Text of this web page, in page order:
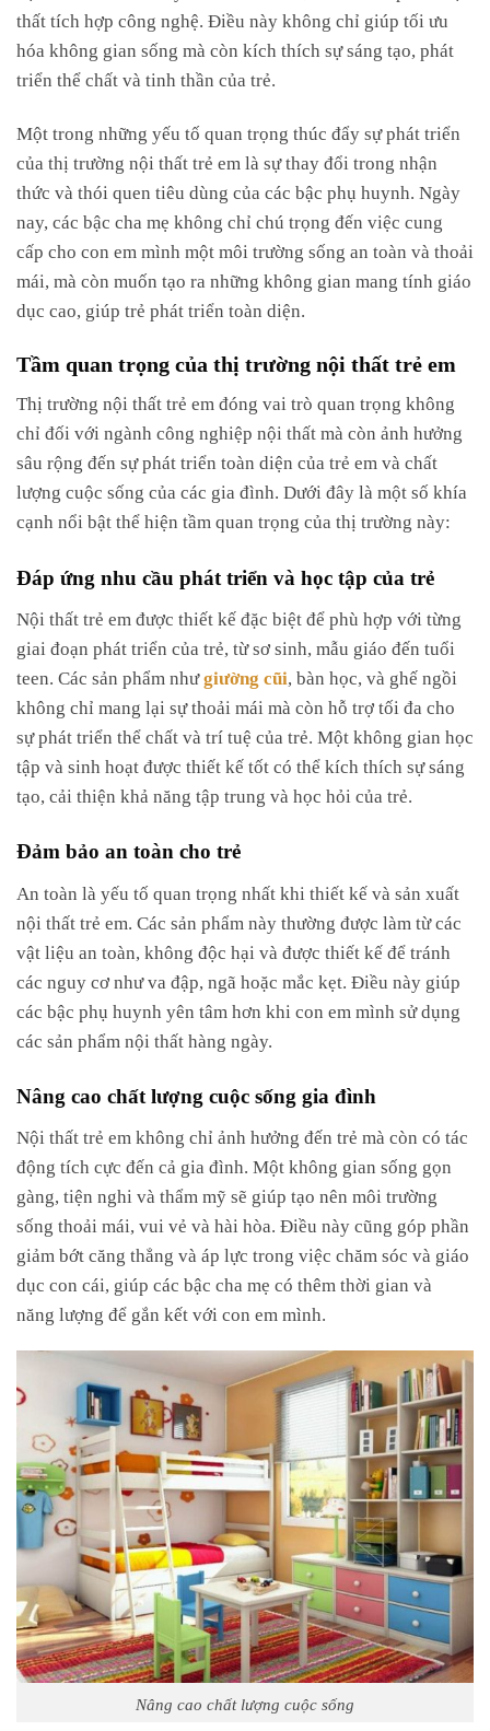
thất tích hợp công nghệ. Điều này không chỉ giúp tối ưu
hóa không gian sống mà còn kích thích sự sáng tạo, phát
triển thể chất và tinh thần của trẻ.
Một trong những yếu tố quan trọng thúc đẩy sự phát triển
của thị trường nội thất trẻ em là sự thay đổi trong nhận
thức và thói quen tiêu dùng của các bậc phụ huynh. Ngày
nay, các bậc cha mẹ không chỉ chú trọng đến việc cung
cấp cho con em mình một môi trường sống an toàn và thoải
mái, mà còn muốn tạo ra những không gian mang tính giáo
dục cao, giúp trẻ phát triển toàn diện.
Tầm quan trọng của thị trường nội thất trẻ em
Thị trường nội thất trẻ em đóng vai trò quan trọng không
chỉ đối với ngành công nghiệp nội thất mà còn ảnh hưởng
sâu rộng đến sự phát triển toàn diện của trẻ em và chất
lượng cuộc sống của các gia đình. Dưới đây là một số khía
cạnh nổi bật thể hiện tầm quan trọng của thị trường này:
Đáp ứng nhu cầu phát triển và học tập của trẻ
Nội thất trẻ em được thiết kế đặc biệt để phù hợp với từng
giai đoạn phát triển của trẻ, từ sơ sinh, mẫu giáo đến tuổi
teen. Các sản phẩm nhưgiường cũi , bàn học, và ghế ngồi
không chỉ mang lại sự thoải mái mà còn hỗ trợ tối đa cho
sự phát triển thể chất và trí tuệ của trẻ. Một không gian học
tập và sinh hoạt được thiết kế tốt có thể kích thích sự sáng
tạo, cải thiện khả năng tập trung và học hỏi của trẻ.
Đảm bảo an toàn cho trẻ
An toàn là yếu tố quan trọng nhất khi thiết kế và sản xuất
nội thất trẻ em. Các sản phẩm này thường được làm từ các
vật liệu an toàn, không độc hại và được thiết kế để tránh
các nguy cơ như va đập, ngã hoặc mắc kẹt. Điều này giúp
các bậc phụ huynh yên tâm hơn khi con em mình sử dụng
các sản phẩm nội thất hàng ngày.
Nâng cao chất lượng cuộc sống gia đình
Nội thất trẻ em không chỉ ảnh hưởng đến trẻ mà còn có tác
động tích cực đến cả gia đình. Một không gian sống gọn
gàng, tiện nghi và thẩm mỹ sẽ giúp tạo nên môi trường
sống thoải mái, vui vẻ và hài hòa. Điều này cũng góp phần
giảm bớt căng thẳng và áp lực trong việc chăm sóc và giáo
dục con cái, giúp các bậc cha mẹ có thêm thời gian và
năng lượng để gắn kết với con em mình.
Nâng cao chất lượng cuộc sống